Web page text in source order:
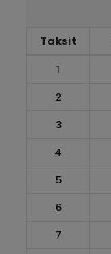
Taksit
1
2
3
4
5
6
7